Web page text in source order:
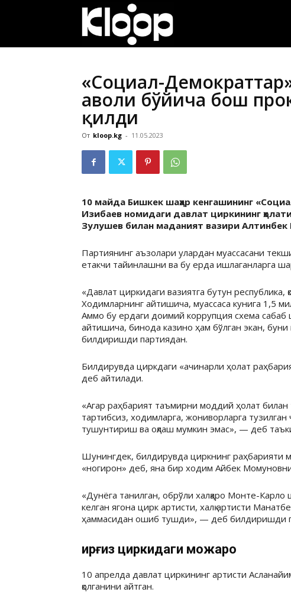
«Социал-
аҳволи бўйича бош
қилди
От kloop.kg - 11.05.2023
10 майда Бишкек шаҳар кенгашининг
Изибаев номидаги давлат циркининг
Зулушев билан маданият вазири
Партиянинг аъзолари улардан муассасани
етакчи тайинлашни ва бу ерда ишлаганларга
«Давлат циркидаги вазиятга бутун республика,
Ходимларнинг айтишича, муассаса кунига 1,5
Аммо бу ердаги доимий коррупция схема сабаб
айтишича, бинода казино ҳам бўлган экан,
билдиришди партиядан.
Билдирувда циркдаги «ачинарли ҳолат
деб айтилади.
«Агар раҳбарият таъмирни моддий ҳолат билан
тартибсиз, ходимларга, жониворларга
тушунтириш ва оқлаш мумкин эмас», — деб
Шунингдек, билдирувда циркнинг раҳбарияти
«ногирон» деб, яна бир ходим Айбек
«Дунёга танилган, обрўли халқаро Монте-
келган ягона цирк артисти, халқ артисти
ҳаммасидан ошиб тушди», — деб билдиришди
Қирғиз циркидаги можаро
10 апрелда давлат циркининг артисти
қолганини айтган.